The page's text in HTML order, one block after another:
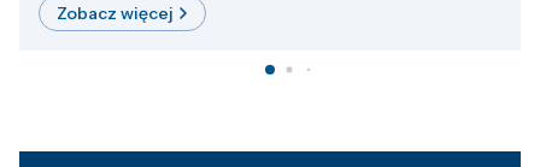
Zobacz więcej